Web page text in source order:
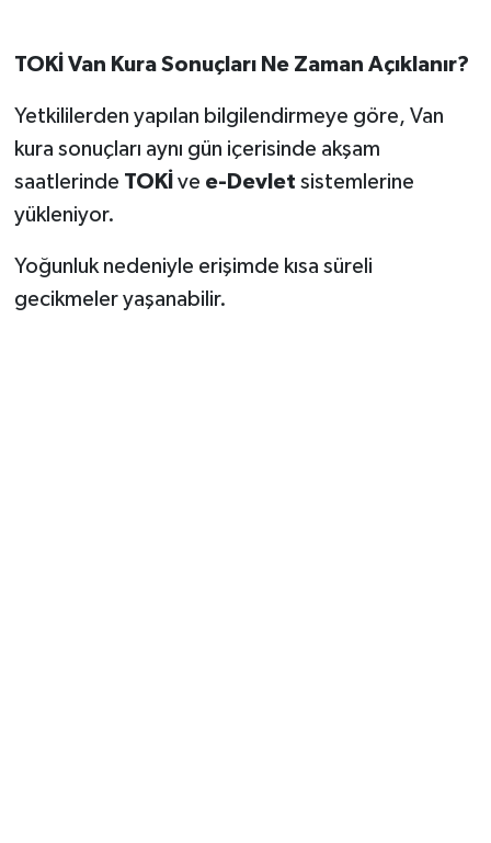
TOKİ Van Kura Sonuçları Ne Zaman Açıklanır?
Yetkililerden yapılan bilgilendirmeye göre, Van
kura sonuçları aynı gün içerisinde akşam
saatlerinde TOKİ ve e-Devlet sistemlerine
yükleniyor.
Yoğunluk nedeniyle erişimde kısa süreli
gecikmeler yaşanabilir.